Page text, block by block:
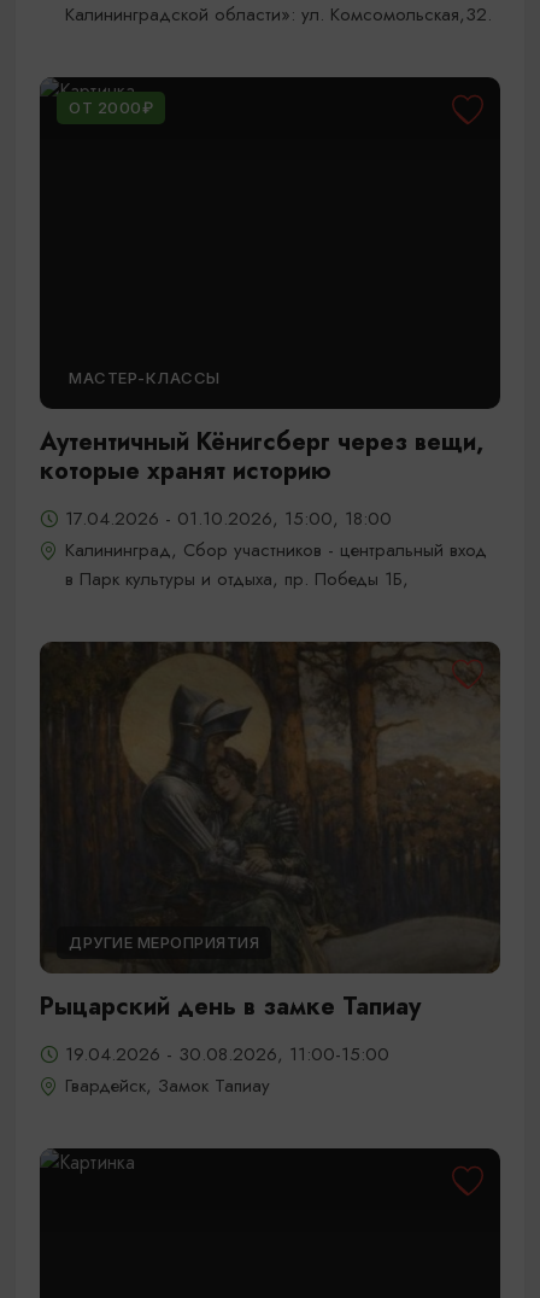
Калининградской области»: ул. Комсомольская,32.
ОТ 2000₽
МАСТЕР-КЛАССЫ
Аутентичный Кёнигсберг через вещи,
которые хранят историю
17.04.2026 - 01.10.2026, 15:00, 18:00
Калининград, Сбор участников - центральный вход
в Парк культуры и отдыха, пр. Победы 1Б,
ДРУГИЕ МЕРОПРИЯТИЯ
Рыцарский день в замке Тапиау
19.04.2026 - 30.08.2026, 11:00-15:00
Гвардейск, Замок Тапиау